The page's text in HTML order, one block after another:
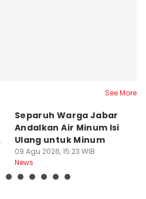
See More
Separuh Warga Jabar
Andalkan Air Minum Isi
Ulang untuk Minum
09 Agu 2026, 15:23 WIB
News